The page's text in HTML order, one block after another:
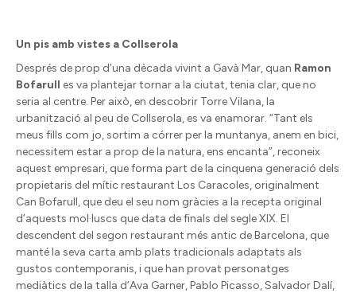
Un pis amb vistes a Collserola
Després de prop d’una dècada vivint a Gavà Mar, quan Ramon
Bofarull es va plantejar tornar a la ciutat, tenia clar, que no
seria al centre. Per això, en descobrir Torre Vilana, la
urbanització al peu de Collserola, es va enamorar. “Tant els
meus fills com jo, sortim a córrer per la muntanya, anem en bici,
necessitem estar a prop de la natura, ens encanta”, reconeix
aquest empresari, que forma part de la cinquena generació dels
propietaris del mític restaurant Los Caracoles, originalment
Can Bofarull, que deu el seu nom gràcies a la recepta original
d’aquests mol·luscs que data de finals del segle XIX. El
descendent del segon restaurant més antic de Barcelona, que
manté la seva carta amb plats tradicionals adaptats als
gustos contemporanis, i que han provat personatges
mediàtics de la talla d’Ava Garner, Pablo Picasso, Salvador Dalí,